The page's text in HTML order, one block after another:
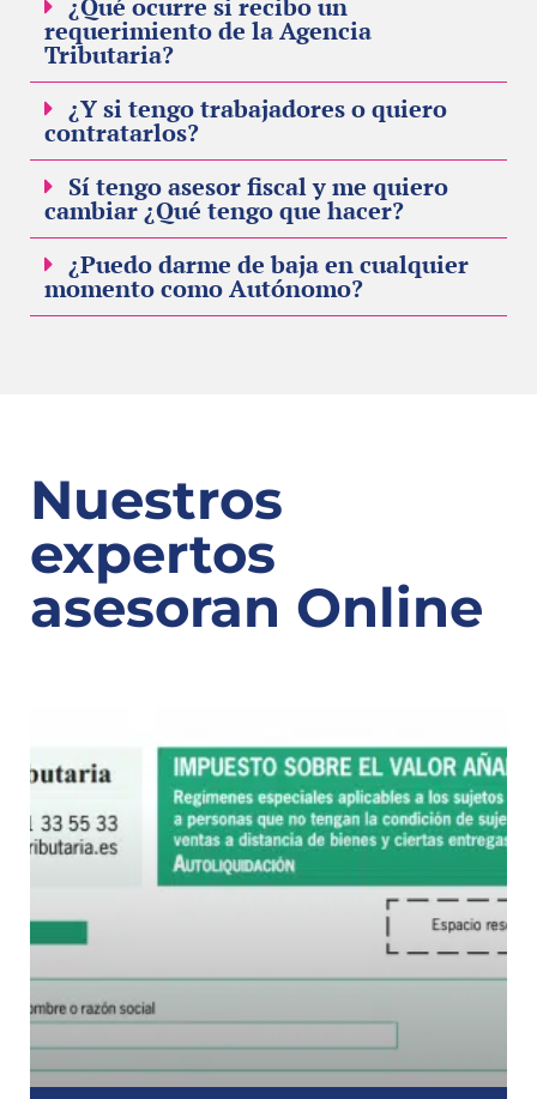
¿Qué ocurre si recibo un
requerimiento de la Agencia
Tributaria?
¿Y si tengo trabajadores o quiero
contratarlos?
Sí tengo asesor fiscal y me quiero
cambiar ¿Qué tengo que hacer?
¿Puedo darme de baja en cualquier
momento como Autónomo?
Nuestros
expertos
asesoran Online